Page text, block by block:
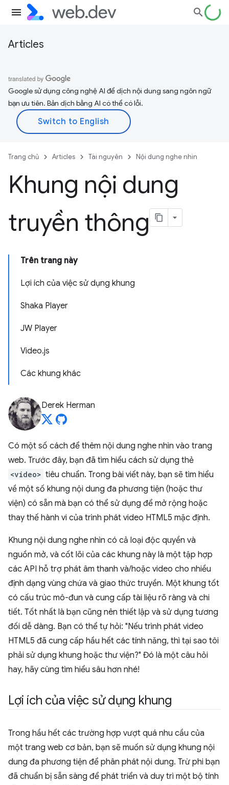
Articles
Google sử dụng công nghệ AI để dịch nội dung sang ngôn ngữ
bạn ưu tiên. Bản dịch bằng AI có thể có lỗi.
Trang chủ Articles Tài nguyên Nội dung nghe nhìn
Khung nội dung
truyền thông
Trên trang này
Lợi ích của việc sử dụng khung
Shaka Player
JW Player
Video.js
Các khung khác
Derek Herman
Có một số cách để thêm nội dung nghe nhìn vào trang
web. Trước đây, bạn đã tìm hiểu cách sử dụng thẻ
<video> tiêu chuẩn. Trong bài viết này, bạn sẽ tìm hiểu
về một số khung nội dung đa phương tiện (hoặc thư
viện) có sẵn mà bạn có thể sử dụng để mở rộng hoặc
thay thế hành vi của trình phát video HTML5 mặc định.
Khung nội dung nghe nhìn có cả loại độc quyền và
nguồn mở, và cốt lõi của các khung này là một tập hợp
các API hỗ trợ phát âm thanh và/hoặc video cho nhiều
định dạng vùng chứa và giao thức truyền. Một khung tốt
có cấu trúc mô-đun và cung cấp tài liệu rõ ràng và chi
tiết. Tốt nhất là bạn cũng nên thiết lập và sử dụng tương
đối dễ dàng. Bạn có thể tự hỏi: "Nếu trình phát video
HTML5 đã cung cấp hầu hết các tính năng, thì tại sao tôi
phải sử dụng khung hoặc thư viện?" Đó là một câu hỏi
hay, hãy cùng tìm hiểu sâu hơn nhé!
Lợi ích của việc sử dụng khung
Trong hầu hết các trường hợp vượt quá nhu cầu của
một trang web cơ bản, bạn sẽ muốn sử dụng khung nội
dung đa phương tiện để phân phát nội dung. Trừ phi bạn
đã chuẩn bị sẵn sàng để phát triển và duy trì một bộ tính